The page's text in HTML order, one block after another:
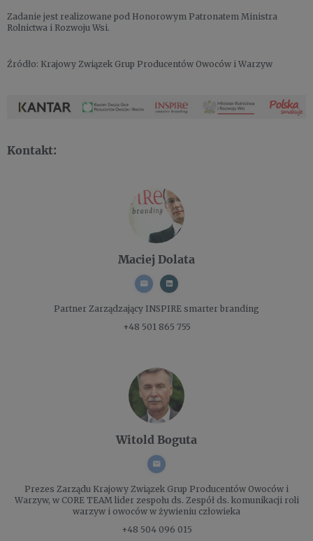
Zadanie jest realizowane pod Honorowym Patronatem Ministra
Rolnictwa i Rozwoju Wsi.
Źródło: Krajowy Związek Grup Producentów Owoców i Warzyw
Kontakt:
Maciej Dolata
Partner Zarządzający INSPIRE smarter branding
+48 501 865 755
Witold Boguta
Prezes Zarządu Krajowy Związek Grup Producentów Owoców i
Warzyw, w CORE TEAM lider zespołu ds. Zespół ds. komunikacji roli
warzyw i owoców w żywieniu człowieka
+48 504 096 015